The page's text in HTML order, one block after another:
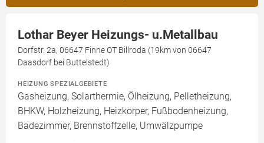
Lothar Beyer Heizungs- u.Metallbau
Dorfstr. 2a, 06647 Finne OT Billroda (19km von 06647
Daasdorf bei Buttelstedt)
HEIZUNG SPEZIALGEBIETE
Gasheizung, Solarthermie, Ölheizung, Pelletheizung,
BHKW, Holzheizung, Heizkörper, Fußbodenheizung,
Badezimmer, Brennstoffzelle, Umwälzpumpe